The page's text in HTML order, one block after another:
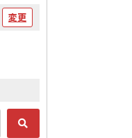
変更